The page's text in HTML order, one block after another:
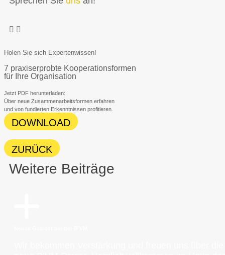
Holen Sie sich Expertenwissen!
7 praxiserprobte Kooperationsformen
für Ihre Organisation
Jetzt PDF herunterladen:
Über neue Zusammenarbeitsformen erfahren
und von fundierten Erkenntnissen profitieren.
DOWNLOAD
ZURÜCK
Weitere Beiträge